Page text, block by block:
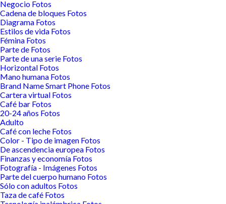
Negocio Fotos
Cadena de bloques Fotos
Diagrama Fotos
Estilos de vida Fotos
Fémina Fotos
Parte de Fotos
Parte de una serie Fotos
Horizontal Fotos
Mano humana Fotos
Brand Name Smart Phone Fotos
Cartera virtual Fotos
Café bar Fotos
20-24 años Fotos
Adulto
Café con leche Fotos
Color - Tipo de imagen Fotos
De ascendencia europea Fotos
Finanzas y economía Fotos
Fotografía - Imágenes Fotos
Parte del cuerpo humano Fotos
Sólo con adultos Fotos
Taza de café Fotos